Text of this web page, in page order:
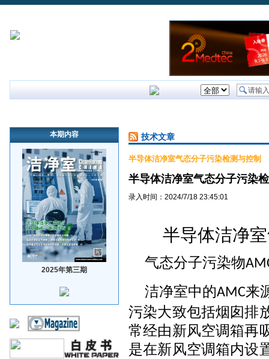
本期内容
2025年第三期
技术文章
半导体洁净室气态分子污染检测与控制
半导体洁净室气态分子污染
录入时间：2024/7/18 23:45:01
半导体洁净
气态分子污染物
洁净室中的AMC来
污染大致包括烟囱排
常经由新风空调箱再
是在新风空调箱内设